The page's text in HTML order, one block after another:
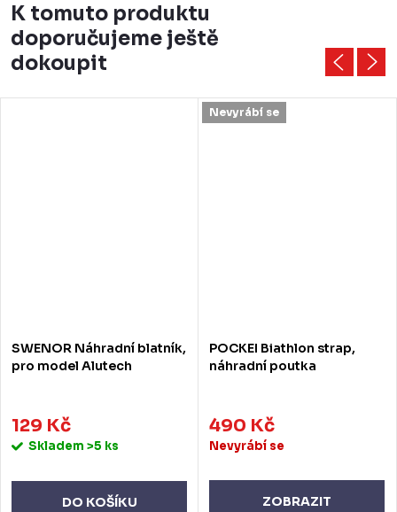
K tomuto produktu
doporučujeme ještě
dokoupit
SWENOR Náhradní blatník,
pro model Alutech
129 Kč
Skladem >5 ks
DO KOŠÍKU
Nevyrábí se
POCKEI Biathlon strap,
náhradní poutka
490 Kč
Nevyrábí se
ZOBRAZIT